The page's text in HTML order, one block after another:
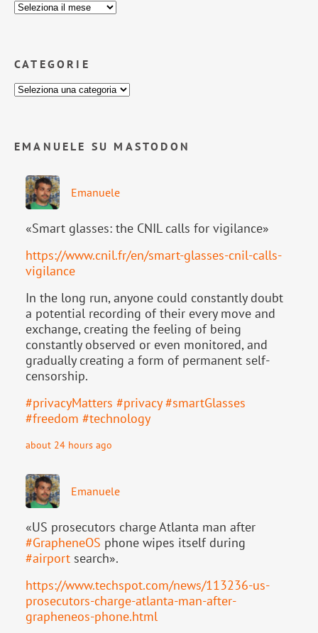
CATEGORIE
EMANUELE SU MASTODON
Emanuele
«Smart glasses: the CNIL calls for vigilance»
https://www.cnil.fr/en/smart-glasses-cnil-calls-
vigilance
In the long run, anyone could constantly doubt
a potential recording of their every move and
exchange, creating the feeling of being
constantly observed or even monitored, and
gradually creating a form of permanent self-
censorship.
#privacyMatters #privacy #smartGlasses
#freedom #technology
about 24 hours ago
Emanuele
«US prosecutors charge Atlanta man after
#GrapheneOS phone wipes itself during
#airport search».
https://www.techspot.com/news/113236-us-
prosecutors-charge-atlanta-man-after-
grapheneos-phone.html